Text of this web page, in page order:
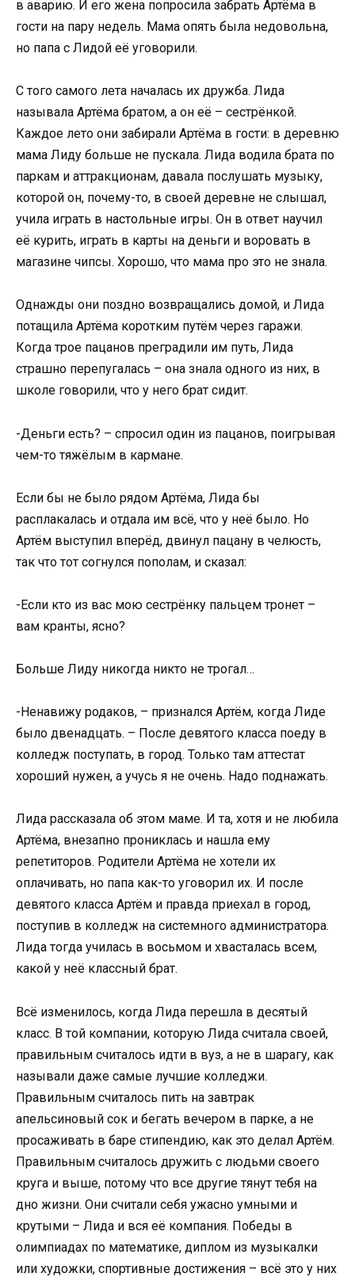
в аварию. И его жена попросила забрать Артёма в
гости на пару недель. Мама опять была недовольна,
но папа с Лидой её уговорили.
С того самого лета началась их дружба. Лида
называла Артёма братом, а он её – сестрёнкой.
Каждое лето они забирали Артёма в гости: в деревню
мама Лиду больше не пускала. Лида водила брата по
паркам и аттракционам, давала послушать музыку,
которой он, почему-то, в своей деревне не слышал,
учила играть в настольные игры. Он в ответ научил
её курить, играть в карты на деньги и воровать в
магазине чипсы. Хорошо, что мама про это не знала.
Однажды они поздно возвращались домой, и Лида
потащила Артёма коротким путём через гаражи.
Когда трое пацанов преградили им путь, Лида
страшно перепугалась – она знала одного из них, в
школе говорили, что у него брат сидит.
-Деньги есть? – спросил один из пацанов, поигрывая
чем-то тяжёлым в кармане.
Если бы не было рядом Артёма, Лида бы
расплакалась и отдала им всё, что у неё было. Но
Артём выступил вперёд, двинул пацану в челюсть,
так что тот согнулся пополам, и сказал:
-Если кто из вас мою сестрёнку пальцем тронет –
вам кранты, ясно?
Больше Лиду никогда никто не трогал…
-Ненавижу родаков, – признался Артём, когда Лиде
было двенадцать. – После девятого класса поеду в
колледж поступать, в город. Только там аттестат
хороший нужен, а учусь я не очень. Надо поднажать.
Лида рассказала об этом маме. И та, хотя и не любила
Артёма, внезапно прониклась и нашла ему
репетиторов. Родители Артёма не хотели их
оплачивать, но папа как-то уговорил их. И после
девятого класса Артём и правда приехал в город,
поступив в колледж на системного администратора.
Лида тогда училась в восьмом и хвасталась всем,
какой у неё классный брат.
Всё изменилось, когда Лида перешла в десятый
класс. В той компании, которую Лида считала своей,
правильным считалось идти в вуз, а не в шарагу, как
называли даже самые лучшие колледжи.
Правильным считалось пить на завтрак
апельсиновый сок и бегать вечером в парке, а не
просаживать в баре стипендию, как это делал Артём.
Правильным считалось дружить с людьми своего
круга и выше, потому что все другие тянут тебя на
дно жизни. Они считали себя ужасно умными и
крутыми – Лида и вся её компания. Победы в
олимпиадах по математике, диплом из музыкалки
или художки, спортивные достижения – всё это у них